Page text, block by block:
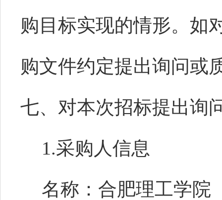
购目标实现的情形。如
购文件约定提出询问或
七、对本次招标提出询
1.采购人信息
名称：合肥理工学院